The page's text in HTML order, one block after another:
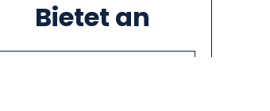
Bietet an